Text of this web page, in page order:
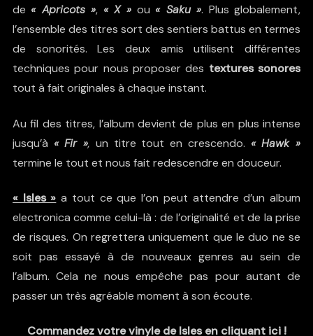
de « Apricots », « X » ou « Saku ». Plus globalement,
l’ensemble des titres sort des sentiers battus en termes
de sonorités. Les deux amis utilisent différentes
techniques pour nous proposer des textures sonores
tout à fait originales à chaque instant.
Au fil des titres, l’album devient de plus en plus intense
jusqu’à « Fir », un titre tout en crescendo. « Hawk »
termine le tout et nous fait redescendre en douceur.
« Isles » a tout ce que l’on peut attendre d’un album
electronica comme celui-là : de l’originalité et de la prise
de risques. On regrettera uniquement que le duo ne se
soit pas essayé à de nouveaux genres au sein de
l’album. Cela ne nous empêche pas pour autant de
passer un très agréable moment à son écoute.
Commandez votre vinyle de Isles en cliquant ici !